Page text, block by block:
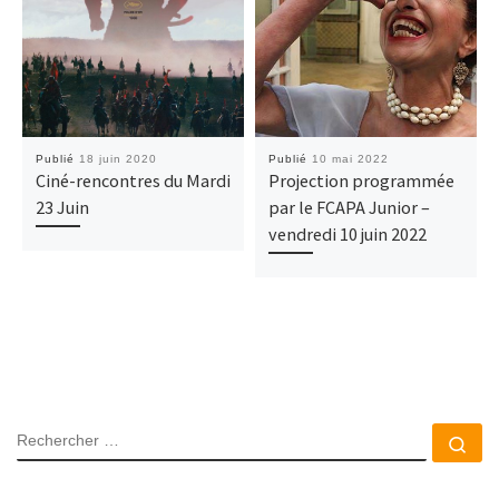
Publié 18 juin 2020
Ciné-rencontres du Mardi
23 Juin
Publié 10 mai 2022
Projection programmée
par le FCAPA Junior –
vendredi 10 juin 2022
RECHERCHER